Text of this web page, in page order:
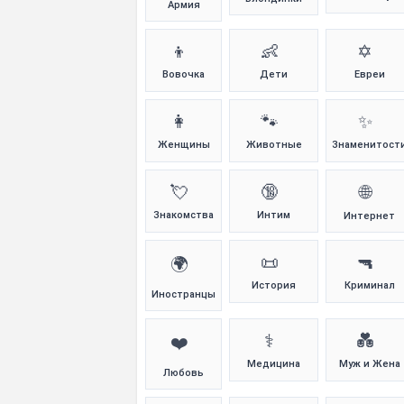
Армия
👦
Вовочка
👶
Дети
✡️
Евреи
👩
Женщины
🐾
Животные
✨
💘
Знакомства
🔞
Интим
🌐
Интернет
🌍
Иностранцы
📜
История
🔫
Криминал
❤️
Любовь
⚕️
Медицина
💑
Муж и Жена